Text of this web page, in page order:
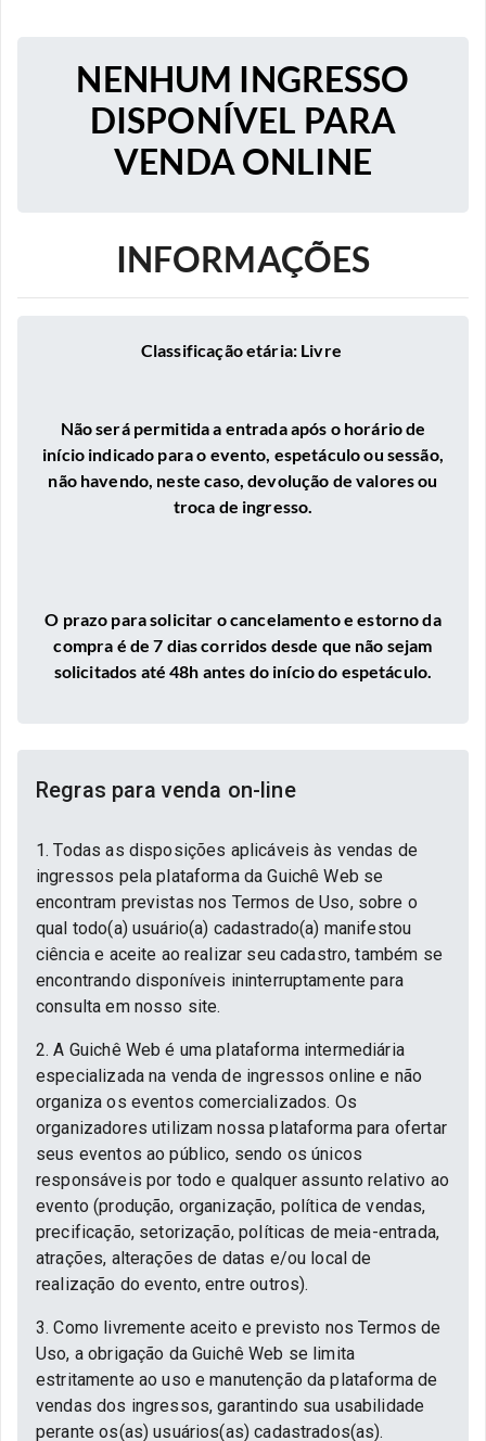
NENHUM INGRESSO
DISPONÍVEL PARA
VENDA ONLINE
INFORMAÇÕES
Classificação etária: Livre
Não será permitida a entrada após o horário de
início indicado para o evento, espetáculo ou sessão,
não havendo, neste caso, devolução de valores ou
troca de ingresso.
O prazo para solicitar o cancelamento e estorno da
compra é de 7 dias corridos desde que não sejam
solicitados até 48h antes do início do espetáculo.
Regras para venda on-line
1. Todas as disposições aplicáveis às vendas de
ingressos pela plataforma da Guichê Web se
encontram previstas nos Termos de Uso, sobre o
qual todo(a) usuário(a) cadastrado(a) manifestou
ciência e aceite ao realizar seu cadastro, também se
encontrando disponíveis ininterruptamente para
consulta em nosso site.
2. A Guichê Web é uma plataforma intermediária
especializada na venda de ingressos online e não
organiza os eventos comercializados. Os
organizadores utilizam nossa plataforma para ofertar
seus eventos ao público, sendo os únicos
responsáveis por todo e qualquer assunto relativo ao
evento (produção, organização, política de vendas,
precificação, setorização, políticas de meia-entrada,
atrações, alterações de datas e/ou local de
realização do evento, entre outros).
3. Como livremente aceito e previsto nos Termos de
Uso, a obrigação da Guichê Web se limita
estritamente ao uso e manutenção da plataforma de
vendas dos ingressos, garantindo sua usabilidade
perante os(as) usuários(as) cadastrados(as).